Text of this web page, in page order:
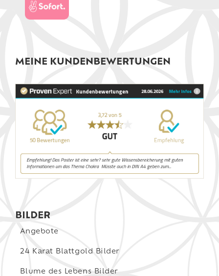
MEINE KUNDENBEWERTUNGEN
BILDER
Angebote
24 Karat Blattgold Bilder
Blume des Lebens Bilder